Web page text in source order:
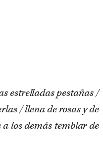
estrelladas pestañas /
/ llena de rosas y de
los demás temblar de